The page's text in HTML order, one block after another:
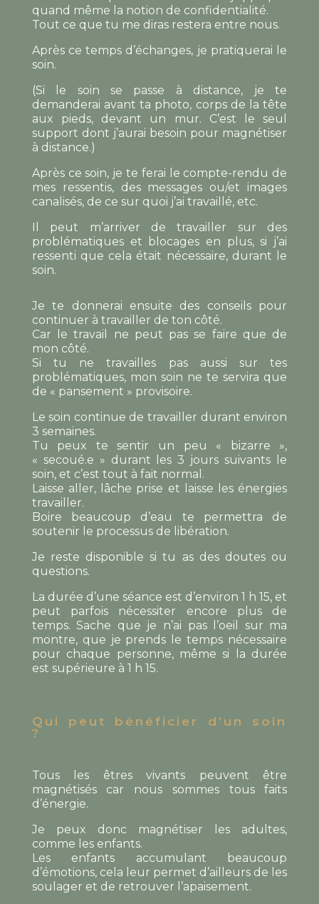
quand même la notion de confidentialité.
Tout ce que tu me diras restera entre nous.
Après ce temps d’échanges, je pratiquerai le
soin.
(Si le soin se passe à distance, je te
demanderai avant ta photo, corps de la tête
aux pieds, devant un mur. C’est le seul
support dont j’aurai besoin pour magnétiser
à distance.)
Après ce soin, je te ferai le compte-rendu de
mes ressentis, des messages ou/et images
canalisés, de ce sur quoi j’ai travaillé, etc.
Il peut m’arriver de travailler sur des
problématiques et blocages en plus, si j’ai
ressenti que cela était nécessaire, durant le
soin.
Je te donnerai ensuite des conseils pour
continuer à travailler de ton côté.
Car le travail ne peut pas se faire que de
mon côté.
Si tu ne travailles pas aussi sur tes
problématiques, mon soin ne te servira que
de « pansement » provisoire.
Le soin continue de travailler durant environ
3 semaines.
Tu peux te sentir un peu « bizarre »,
« secoué.e » durant les 3 jours suivants le
soin, et c’est tout à fait normal.
Laisse aller, lâche prise et laisse les énergies
travailler.
Boire beaucoup d’eau te permettra de
soutenir le processus de libération.
Je reste disponible si tu as des doutes ou
questions.
La durée d’une séance est d’environ 1 h 15, et
peut parfois nécessiter encore plus de
temps. Sache que je n’ai pas l’oeil sur ma
montre, que je prends le temps nécessaire
pour chaque personne, même si la durée
est supérieure à 1 h 15.
Qui peut bénéficier d’un soin
?
Tous les êtres vivants peuvent être
magnétisés car nous sommes tous faits
d’énergie.
Je peux donc magnétiser les adultes,
comme les enfants.
Les enfants accumulant beaucoup
d’émotions, cela leur permet d’ailleurs de les
soulager et de retrouver l’apaisement.